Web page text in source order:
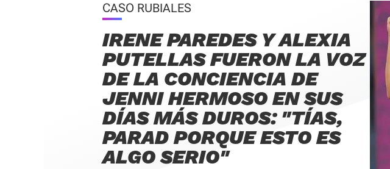
CASO RUBIALES
IRENE PAREDES Y ALEXIA
PUTELLAS FUERON LA VOZ
DE LA CONCIENCIA DE
JENNI HERMOSO EN SUS
DÍAS MÁS DUROS: "TÍAS,
PARAD PORQUE ESTO ES
ALGO SERIO"